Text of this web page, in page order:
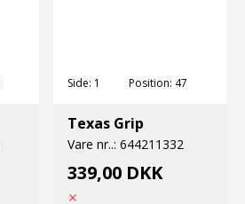
Side: 1 Position: 47
Texas Grip
Vare nr..: 644211332
339,00 DKK